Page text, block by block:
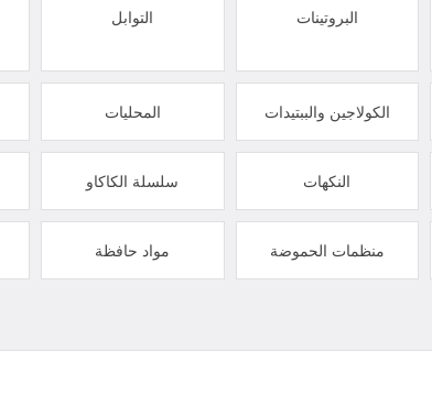
البروتينات التوابل
الكولاجين والببتيدات المحليات
النكهات سلسلة الكاكاو
منظمات الحموضة مواد حافظة